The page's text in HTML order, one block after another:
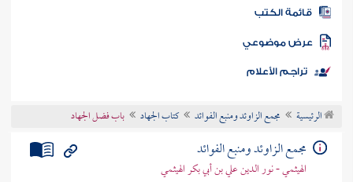
المكتبة
الكتب
موضوعي
تراجم الأعلام
الرئيسية مجمع الزاوئد ومنبع الفوائد كتاب الجهاد باب فضل الجهاد
مجمع الزاوئد ومنبع الفوائد
الهيثمي - نور الدين علي بن أبي بكر الهيثمي